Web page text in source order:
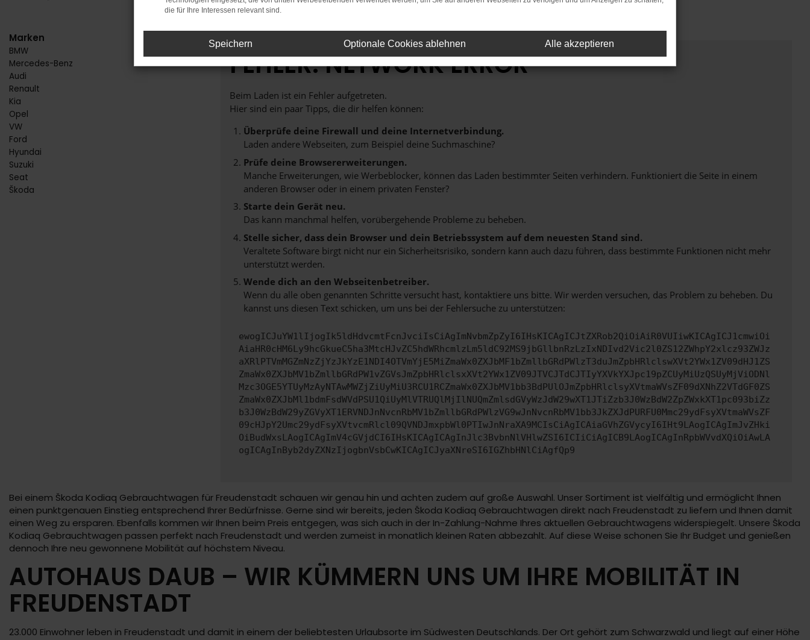
Marken
BMW
Mercedes-Benz
Audi
Renault
Kia
Opel
VW
Ford
Hyundai
Suzuki
Seat
Škoda
FEHLER: NETWORK ERROR
Beim Laden ist ein Fehler aufgetreten.
Hier sind ein paar Tipps, die dir helfen können:
Überprüfe deine Firewall und deine Internetverbindung.
Laden andere Webseiten, zum Beispiel deine Suchmaschine?
Prüfe deine Browsererweiterungen.
Manche Erweiterungen, wie Werbeblocker, können das Laden bestimmter Seiten verhindern. Funktioniert die Seite in einem
anderen Browser oder in einem privaten Fenster?
Starte dein Gerät neu.
Das kann manchmal helfen, vorübergehende Probleme zu beheben.
Stelle sicher, dass dein Browser und dein Betriebssystem auf dem neuesten Stand sind.
Veraltete Software birgt nicht nur ein Sicherheitsrisiko, sondern kann auch dazu führen, dass bestimmte Funktionen nicht mehr
unterstützt werden.
Wende dich an den Webseitenbetreiber.
Wenn du alle oben genannten Schritte versucht hast, kontaktiere uns bitte. Wir werden versuchen, das Problem zu beheben. Du
kannst uns diesen Text schicken, um uns bei der Fehlersuche zu unterstützen:
ewogICJuYW1lIjogIk5ldHdvcmtFcnJvciIsCiAgImNvbmZpZyI6IHsKICAgICJtZXRob2QiOiAiR0VUIiwKICAgICJ1cmwiOi
AiaHR0cHM6Ly9hcGkueC5ha3MtcHJvZC5hdWRhcmlzLm5ldC92MS9jbGllbnRzLzIxNDIvd2Vic2l0ZS12ZWhpY2xlcz93ZWJz
aXRlPTVmMGZmNzZjYzJkYzE1NDI4OTVmYjE5MiZmaWx0ZXJbMF1bZmllbGRdPWlzT3duJmZpbHRlclswXVt2YWx1ZV09dHJ1ZS
ZmaWx0ZXJbMV1bZmllbGRdPW1vZGVsJmZpbHRlclsxXVt2YWx1ZV09JTVCJTdCJTIyYXVkYXJpc19pZCUyMiUzQSUyMjViODNl
Mzc3OGE5YTUyMzAyNTAwMWZjZiUyMiU3RCU1RCZmaWx0ZXJbMV1bb3BdPUlOJmZpbHRlclsyXVtmaWVsZF09dXNhZ2VTdGF0ZS
ZmaWx0ZXJbMl1bdmFsdWVdPSU1QiUyMlVTRUQlMjIlNUQmZmlsdGVyWzJdW29wXT1JTiZzb3J0WzBdW2ZpZWxkXT1pc093biZz
b3J0WzBdW29yZGVyXT1ERVNDJnNvcnRbMV1bZmllbGRdPWlzVG9wJnNvcnRbMV1bb3JkZXJdPURFU0Mmc29ydFsyXVtmaWVsZF
09cHJpY2Umc29ydFsyXVtvcmRlcl09QVNDJmxpbWl0PTIwJnNraXA9MCIsCiAgICAiaGVhZGVycyI6IHt9LAogICAgImJvZHki
OiBudWxsLAogICAgImV4cGVjdCI6IHsKICAgICAgInJlc3BvbnNlVHlwZSI6ICIiCiAgICB9LAogICAgInRpbWVvdXQiOiAwLA
ogICAgInByb2dyZXNzIjogbnVsbCwKICAgICJyaXNreSI6IGZhbHNlCiAgfQp9
Bei einem Škoda Kodiaq Gebrauchtwagen für Freudenstadt schauen wir genau hin und achten zudem auf große Auswahl. Unser Sortiment ist vielfältig und ermöglicht Ihnen
einen punktgenauen Einstieg entsprechend Ihrer Bedürfnisse. Gerne sind wir bereits, jeden Škoda Kodiaq Gebrauchtwagen direkt nach Freudenstadt zu liefern und Ihnen damit
einen Weg zu ersparen. Ebenfalls kommen wir Ihnen beim Preis entgegen, was sich auch in der In-Zahlung-Nahme Ihres aktuellen Gebrauchtwagens widerspiegelt. Unsere Škoda
Kodiaq Gebrauchtwagen passen perfekt nach Freudenstadt und werden zumeist in monatlich kleinen Raten abbezahlt. Auf diese Weise schonen Sie Ihr Budget und genießen
dennoch Ihre neu gewonnene Mobilität auf höchstem Niveau.
AUTOHAUS DAUB – WIR KÜMMERN UNS UM IHRE MOBILITÄT IN
FREUDENSTADT
23.000 Einwohner leben in Freudenstadt und damit in einem der beliebtesten Urlaubsorte im Südwesten Deutschlands. Der Ort gehört zum Schwarzwald und liegt auf einer Höhe
die für Ihre Interessen relevant sind.
Speichern Optionale Cookies ablehnen Alle akzeptieren